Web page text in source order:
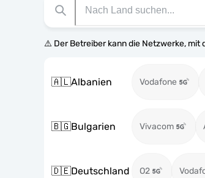
⚠️ Der Betreiber kann die Netzwerke, mit
🇦🇱Albanien Vodafone
🇧🇬Bulgarien Vivacom
🇩🇪Deutschland O2